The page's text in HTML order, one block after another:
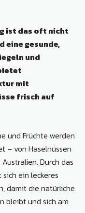
ist das oft nicht
eine gesunde,
und
mit
frisch auf
und Früchte werden
– von Haselnüssen
Durch das
ein leckeres
damit die natürliche
bleibt und sich am